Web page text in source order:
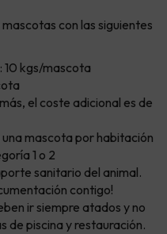
con las siguientes
10 kgs/mascota
el coste adicional es de
mascota por habitación
1 o 2
sanitario del animal.
contigo!
ir siempre atados y no
de piscina y restauración.